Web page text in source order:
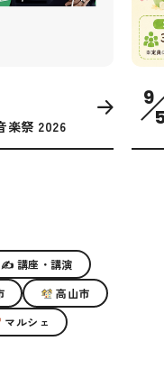
2026 5
✍ 講座・講演
高山市
マルシェ